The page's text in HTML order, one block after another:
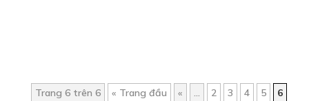
Trang 6 trên 6 « Trang đầu « ... 2 3 4 5 6